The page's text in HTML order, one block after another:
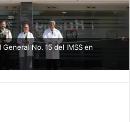
No. 15 del IMSS en